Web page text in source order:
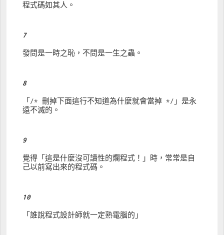
程式碼如其人。
7
發問是一時之恥，不問是一生之蟲。
8
「/* 刪掉下面這行不知道為什麼就會當掉 */」是永
遠不滅的。
9
覺得「這是什麼沒可讀性的爛程式！」時，常常是自
己以前寫出來的程式碼。
10
「誰說程式設計師就一定熟電腦的」